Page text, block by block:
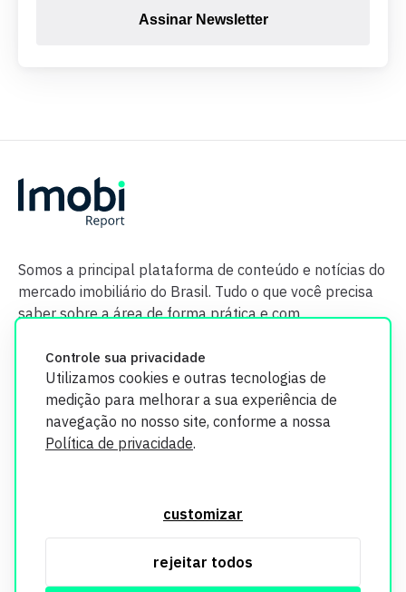
Controle sua privacidade
Utilizamos cookies e outras tecnologias de
medição para melhorar a sua experiência de
navegação no nosso site, conforme a nossa
Política de privacidade.
customizar
rejeitar todos
Assinar Newsletter
Somos a principal plataforma de conteúdo e notícias do
mercado imobiliário do Brasil. Tudo o que você precisa
saber sobre a área de forma prática e com
segurança. Todos os dados coletados em nosso site são
utilizados exclusivamente para fins de aprimoramento de
informações, consulte nossa Política de Privacidade.